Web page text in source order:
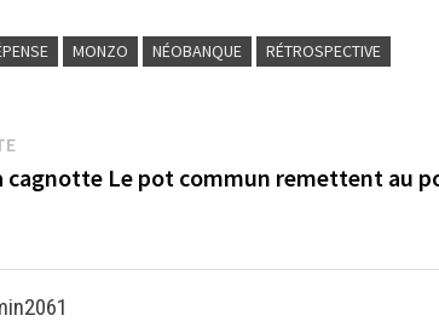
MONZO NÉOBANQUE RÉTROSPECTIVE
Publication
précédente :
cagnotte Le pot commun remettent au